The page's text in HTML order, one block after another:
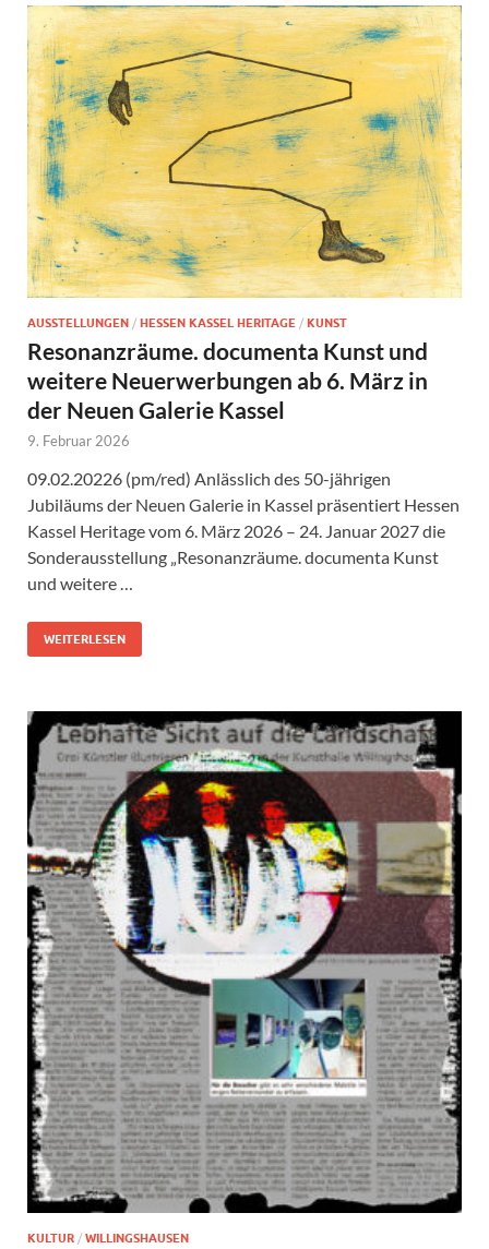
AUSSTELLUNGEN / HESSEN KASSEL HERITAGE / KUNST
Resonanzräume. documenta Kunst und
weitere Neuerwerbungen ab 6. März in
der Neuen Galerie Kassel
9. Februar 2026
09.02.20226 (pm/red) Anlässlich des 50-jährigen
Jubiläums der Neuen Galerie in Kassel präsentiert Hessen
Kassel Heritage vom 6. März 2026 – 24. Januar 2027 die
Sonderausstellung „Resonanzräume. documenta Kunst
und weitere …
WEITERLESEN
KULTUR / WILLINGSHAUSEN